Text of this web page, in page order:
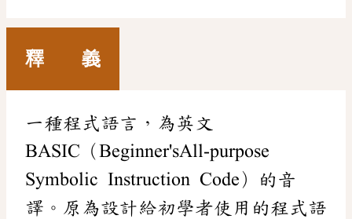
釋 義
一種程式語言，為英文
BASIC（Beginner'sAll-purpose
Symbolic Instruction Code）的音
譯。原為設計給初學者使用的程式語